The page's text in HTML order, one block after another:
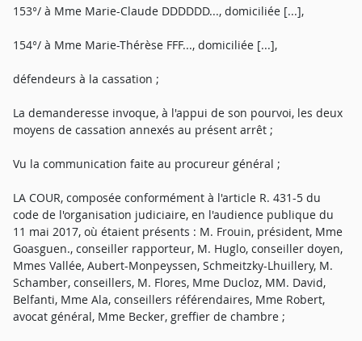
153°/ à Mme Marie-Claude DDDDDD..., domiciliée [...],
154°/ à Mme Marie-Thérèse FFF..., domiciliée [...],
défendeurs à la cassation ;
La demanderesse invoque, à l'appui de son pourvoi, les deux
moyens de cassation annexés au présent arrêt ;
Vu la communication faite au procureur général ;
LA COUR, composée conformément à l'article R. 431-5 du
code de l'organisation judiciaire, en l'audience publique du
11 mai 2017, où étaient présents : M. Frouin, président, Mme
Goasguen., conseiller rapporteur, M. Huglo, conseiller doyen,
Mmes Vallée, Aubert-Monpeyssen, Schmeitzky-Lhuillery, M.
Schamber, conseillers, M. Flores, Mme Ducloz, MM. David,
Belfanti, Mme Ala, conseillers référendaires, Mme Robert,
avocat général, Mme Becker, greffier de chambre ;